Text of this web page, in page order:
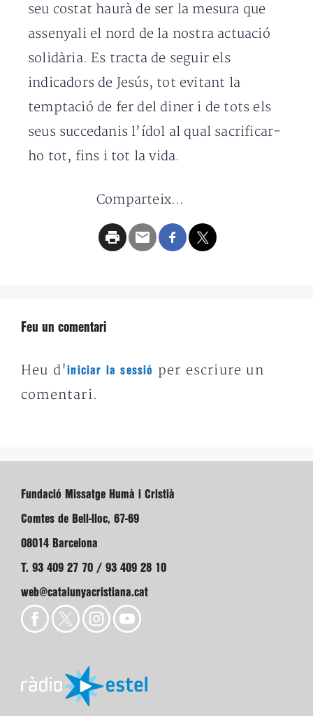
seu costat haurà de ser la mesura que
assenyali el nord de la nostra actuació
solidària. Es tracta de seguir els
indicadors de Jesús, tot evitant la
temptació de fer del diner i de tots els
seus succedanis l’ídol al qual sacrificar-
ho tot, fins i tot la vida.
Comparteix...
Feu un comentari
Heu d'iniciar la sessió
per escriure un
comentari.
Fundació Missatge Humà i Cristià
Comtes de Bell-lloc, 67-69
08014 Barcelona
T. 93 409 27 70 / 93 409 28 10
web@catalunyacristiana.cat